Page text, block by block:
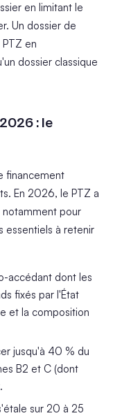
en limitant le
Un dossier de
en
dossier classique
: le
financement
En 2026, le PTZ a
pour
essentiels à retenir
accédant dont les
fixés par l'État
et la composition
jusqu'à 40 % du
B2 et C (dont
sur 20 à 25